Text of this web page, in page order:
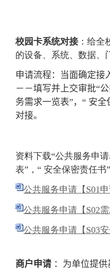
校园卡系统对接：给全
的设备、系统、数据、
申请流程：当面确定接
－－填写并上交审批“
务需求一览表”，“ 安
对接。
资料下载“公共服务申
表”，“ 安全保密责任书”
公共服务申请【S01
公共服务申请【S02
公共服务申请【S03
商户申请 ：为单位提